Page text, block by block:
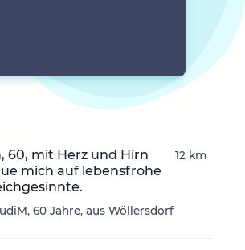
60, mit Herz und Hirn
mich auf lebensfrohe
60 Jahre, aus Wöllersdorf
12 km